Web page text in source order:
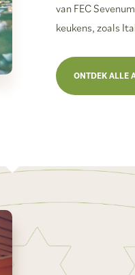
van FEC
keukens, zoals
ONTDEK ALLE